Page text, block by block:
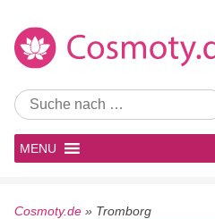
MENU
Cosmoty.de » Tromborg